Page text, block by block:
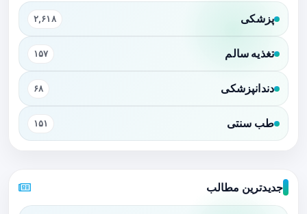
پزشکی ۲,۶۱۸
تغذیه سالم ۱۵۷
دندانپزشکی ۶۸
طب سنتی ۱۵۱
جدیدترین مطالب